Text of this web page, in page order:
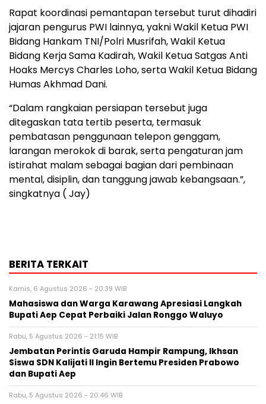
Rapat koordinasi pemantapan tersebut turut dihadiri
jajaran pengurus PWI lainnya, yakni Wakil Ketua PWI
Bidang Hankam TNI/Polri Musrifah, Wakil Ketua
Bidang Kerja Sama Kadirah, Wakil Ketua Satgas Anti
Hoaks Mercys Charles Loho, serta Wakil Ketua Bidang
Humas Akhmad Dani.
“Dalam rangkaian persiapan tersebut juga
ditegaskan tata tertib peserta, termasuk
pembatasan penggunaan telepon genggam,
larangan merokok di barak, serta pengaturan jam
istirahat malam sebagai bagian dari pembinaan
mental, disiplin, dan tanggung jawab kebangsaan.”,
singkatnya ( Jay)
BERITA TERKAIT
Kamis, 6 Agustus 2026 - 20:39 WIB
Mahasiswa dan Warga Karawang Apresiasi Langkah
Bupati Aep Cepat Perbaiki Jalan Ronggo Waluyo
Rabu, 5 Agustus 2026 - 21:15 WIB
Jembatan Perintis Garuda Hampir Rampung, Ikhsan
Siswa SDN Kalijati II Ingin Bertemu Presiden Prabowo
dan Bupati Aep
Rabu, 5 Agustus 2026 - 20:46 WIB